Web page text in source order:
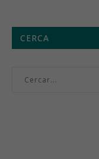
CERCA